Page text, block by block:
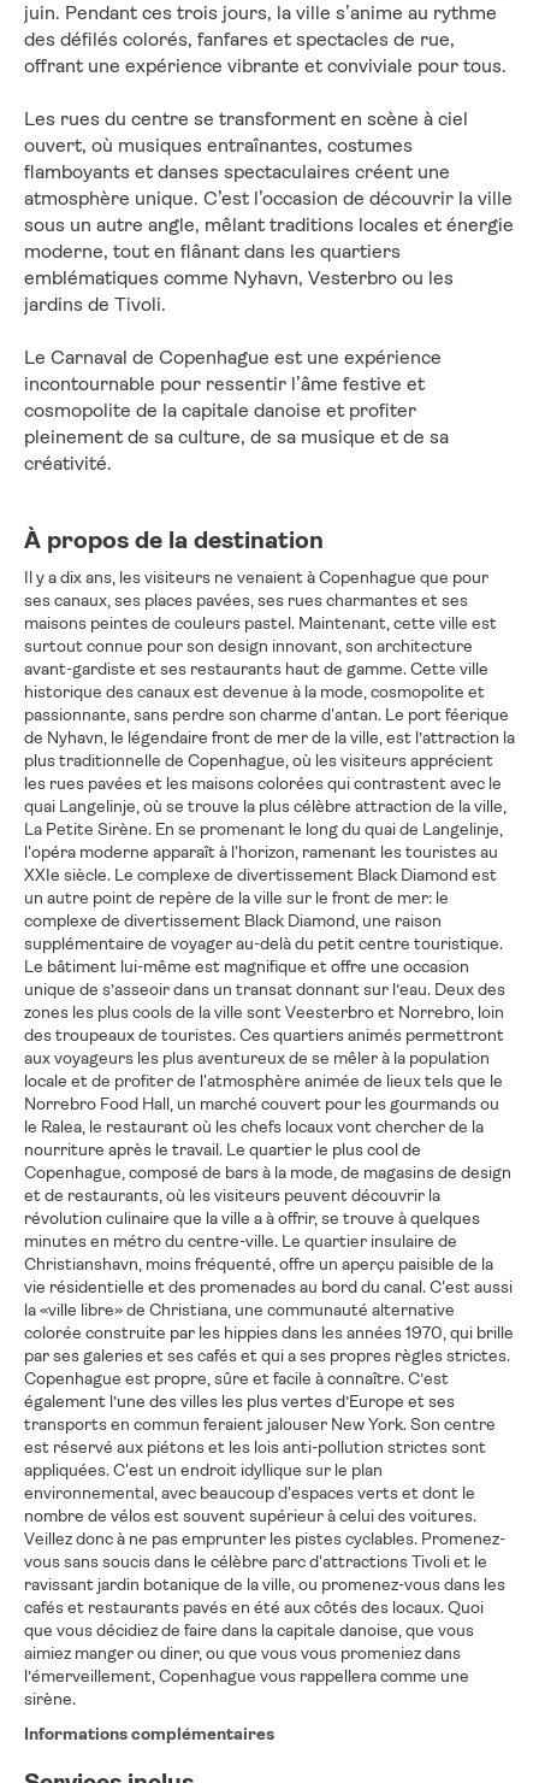
juin. Pendant ces trois jours, la ville s’anime au rythme
des défilés colorés, fanfares et spectacles de rue,
offrant une expérience vibrante et conviviale pour tous.
Les rues du centre se transforment en scène à ciel
ouvert, où musiques entraînantes, costumes
flamboyants et danses spectaculaires créent une
atmosphère unique. C’est l’occasion de découvrir la ville
sous un autre angle, mêlant traditions locales et énergie
moderne, tout en flânant dans les quartiers
emblématiques comme Nyhavn, Vesterbro ou les
jardins de Tivoli.
Le Carnaval de Copenhague est une expérience
incontournable pour ressentir l’âme festive et
cosmopolite de la capitale danoise et profiter
pleinement de sa culture, de sa musique et de sa
créativité.
À propos de la destination
Il y a dix ans, les visiteurs ne venaient à Copenhague que pour
ses canaux, ses places pavées, ses rues charmantes et ses
maisons peintes de couleurs pastel. Maintenant, cette ville est
surtout connue pour son design innovant, son architecture
avant-gardiste et ses restaurants haut de gamme. Cette ville
historique des canaux est devenue à la mode, cosmopolite et
passionnante, sans perdre son charme d'antan. Le port féerique
de Nyhavn, le légendaire front de mer de la ville, est l’attraction la
plus traditionnelle de Copenhague, où les visiteurs apprécient
les rues pavées et les maisons colorées qui contrastent avec le
quai Langelinje, où se trouve la plus célèbre attraction de la ville,
La Petite Sirène. En se promenant le long du quai de Langelinje,
l'opéra moderne apparaît à l'horizon, ramenant les touristes au
XXIe siècle. Le complexe de divertissement Black Diamond est
un autre point de repère de la ville sur le front de mer: le
complexe de divertissement Black Diamond, une raison
supplémentaire de voyager au-delà du petit centre touristique.
Le bâtiment lui-même est magnifique et offre une occasion
unique de s’asseoir dans un transat donnant sur l’eau. Deux des
zones les plus cools de la ville sont Veesterbro et Norrebro, loin
des troupeaux de touristes. Ces quartiers animés permettront
aux voyageurs les plus aventureux de se mêler à la population
locale et de profiter de l'atmosphère animée de lieux tels que le
Norrebro Food Hall, un marché couvert pour les gourmands ou
le Ralea, le restaurant où les chefs locaux vont chercher de la
nourriture après le travail. Le quartier le plus cool de
Copenhague, composé de bars à la mode, de magasins de design
et de restaurants, où les visiteurs peuvent découvrir la
révolution culinaire que la ville a à offrir, se trouve à quelques
minutes en métro du centre-ville. Le quartier insulaire de
Christianshavn, moins fréquenté, offre un aperçu paisible de la
vie résidentielle et des promenades au bord du canal. C'est aussi
la «ville libre» de Christiana, une communauté alternative
colorée construite par les hippies dans les années 1970, qui brille
par ses galeries et ses cafés et qui a ses propres règles strictes.
Copenhague est propre, sûre et facile à connaître. C’est
également l’une des villes les plus vertes d’Europe et ses
transports en commun feraient jalouser New York. Son centre
est réservé aux piétons et les lois anti-pollution strictes sont
appliquées. C'est un endroit idyllique sur le plan
environnemental, avec beaucoup d'espaces verts et dont le
nombre de vélos est souvent supérieur à celui des voitures.
Veillez donc à ne pas emprunter les pistes cyclables. Promenez-
vous sans soucis dans le célèbre parc d'attractions Tivoli et le
ravissant jardin botanique de la ville, ou promenez-vous dans les
cafés et restaurants pavés en été aux côtés des locaux. Quoi
que vous décidiez de faire dans la capitale danoise, que vous
aimiez manger ou diner, ou que vous vous promeniez dans
l’émerveillement, Copenhague vous rappellera comme une
sirène.
Informations complémentaires